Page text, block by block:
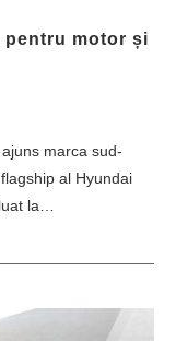
pentru motor și
marca sud-
al Hyundai
la…